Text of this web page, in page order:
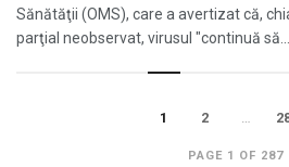
Sănătăţii (OMS), care a avertizat că,
parţial neobservat, virusul "continuă să...
PAGE 1 OF 287
1 2 …